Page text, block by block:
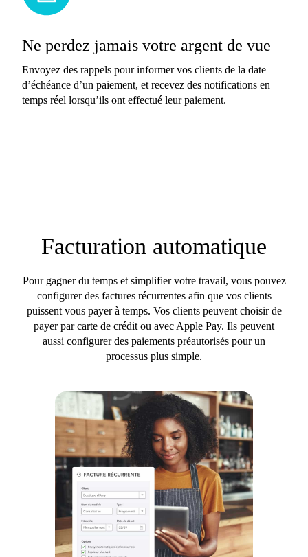
Ne perdez jamais votre argent de vue
Envoyez des rappels pour informer vos clients de la date
d’échéance d’un paiement, et recevez des notifications en
temps réel lorsqu’ils ont effectué leur paiement.
Facturation automatique
Pour gagner du temps et simplifier votre travail, vous pouvez
configurer des factures récurrentes afin que vos clients
puissent vous payer à temps. Vos clients peuvent choisir de
payer par carte de crédit ou avec Apple Pay. Ils peuvent
aussi configurer des paiements préautorisés pour un
processus plus simple.